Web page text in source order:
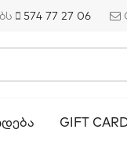
574 77 27 06
GIFT